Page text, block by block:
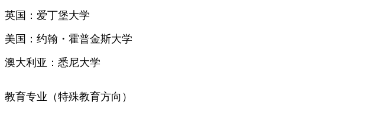
英国：爱丁堡大学
美国：约翰・霍普金斯大学
澳大利亚：悉尼大学
教育专业（特殊教育方向）